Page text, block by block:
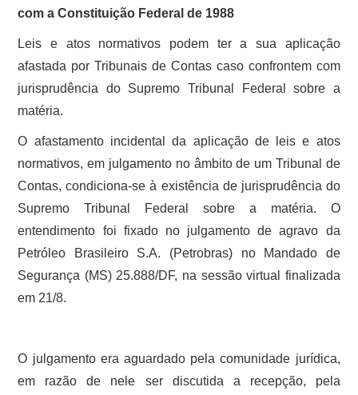
com a Constituição Federal de 1988
Leis e atos normativos podem ter a sua aplicação
afastada por Tribunais de Contas caso confrontem com
jurisprudência do Supremo Tribunal Federal sobre a
matéria.
O afastamento incidental da aplicação de leis e atos
normativos, em julgamento no âmbito de um Tribunal de
Contas, condiciona-se à existência de jurisprudência do
Supremo Tribunal Federal sobre a matéria. O
entendimento foi fixado no julgamento de agravo da
Petróleo Brasileiro S.A. (Petrobras) no Mandado de
Segurança (MS) 25.888/DF, na sessão virtual finalizada
em 21/8.
O julgamento era aguardado pela comunidade jurídica,
em razão de nele ser discutida a recepção, pela